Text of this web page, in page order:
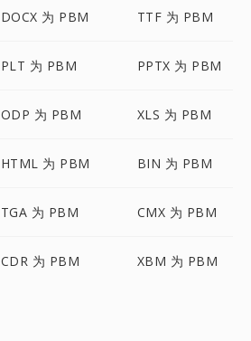
DOCX 为 PBM TTF 为 PBM
PLT 为 PBM PPTX 为 PBM
ODP 为 PBM XLS 为 PBM
HTML 为 PBM BIN 为 PBM
TGA 为 PBM CMX 为 PBM
CDR 为 PBM XBM 为 PBM